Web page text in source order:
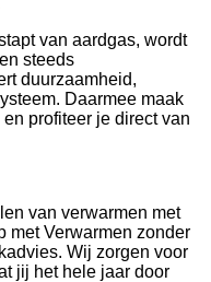
van aardgas, wordt
steeds
duurzaamheid,
Daarmee maak
profiteer je direct van
van verwarmen met
met Verwarmen zonder
Wij zorgen voor
jij het hele jaar door